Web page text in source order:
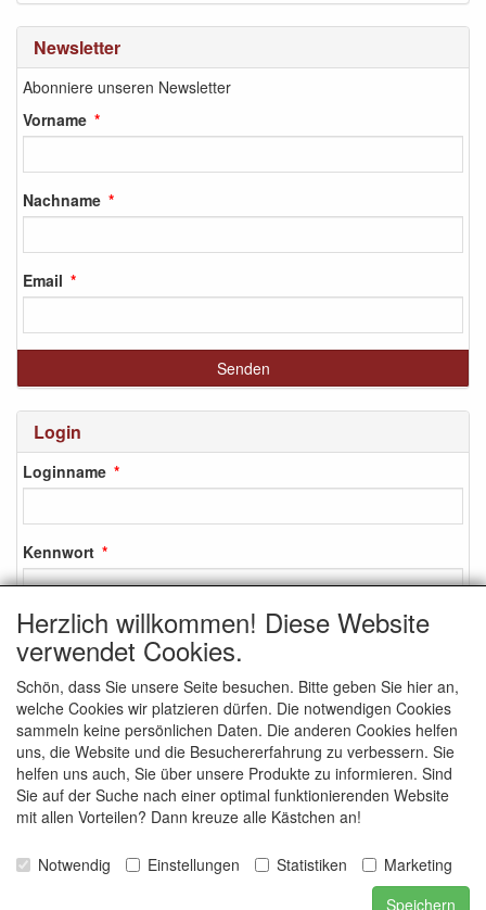
Newsletter
Abonniere unseren Newsletter
Vorname
Nachname
Email
Login
Loginname
Kennwort
Login
Anmelden
Kennwort vergessen?
Herzlich willkommen! Diese Website
verwendet Cookies.
Schön, dass Sie unsere Seite besuchen. Bitte geben Sie hier an,
welche Cookies wir platzieren dürfen. Die notwendigen Cookies
sammeln keine persönlichen Daten. Die anderen Cookies helfen
uns, die Website und die Besuchererfahrung zu verbessern. Sie
helfen uns auch, Sie über unsere Produkte zu informieren. Sind
Sie auf der Suche nach einer optimal funktionierenden Website
mit allen Vorteilen? Dann kreuze alle Kästchen an!
Notwendig Einstellungen Statistiken
Marketing
Speichern